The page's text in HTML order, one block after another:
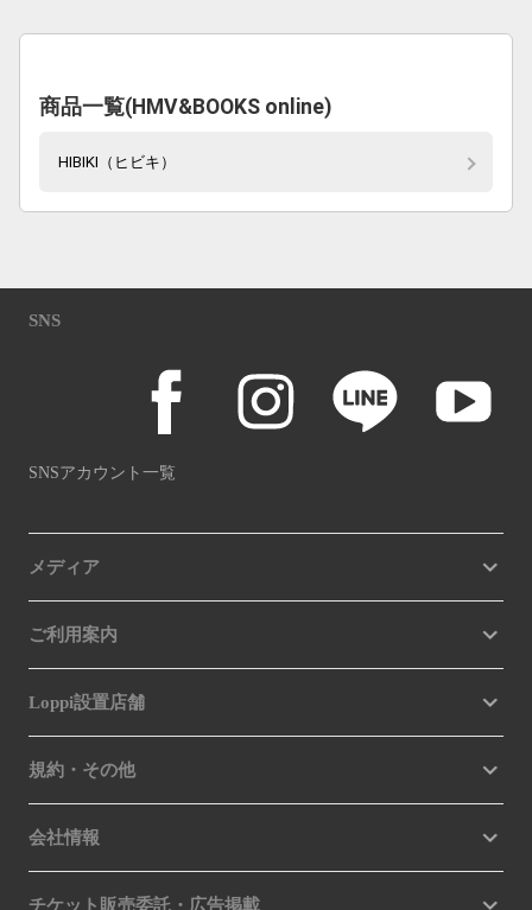
商品一覧(HMV&BOOKS online)
HIBIKI（ヒビキ）
SNS
SNSアカウント一覧
メディア
ご利用案内
Loppi設置店舗
規約・その他
会社情報
チケット販売委託・広告掲載